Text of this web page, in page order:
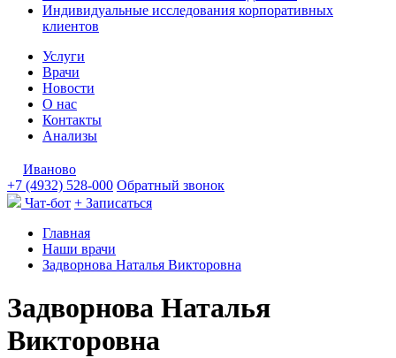
Индивидуальные исследования корпоративных
клиентов
Услуги
Врачи
Новости
О нас
Контакты
Анализы
Иваново
+7 (4932) 528-000 Обратный звонок
Чат-бот + Записаться
Главная
Наши врачи
Задворнова Наталья Викторовна
Задворнова Наталья
Викторовна